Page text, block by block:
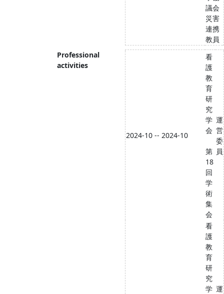
議会
災害
連携
教員
Professional
activities
2024-10 -- 2024-10
看
護
教
育
研
究
学
会
第
18
回
学
術
集
会
運
営
委
員
看
護
教
育
研
究
学 運